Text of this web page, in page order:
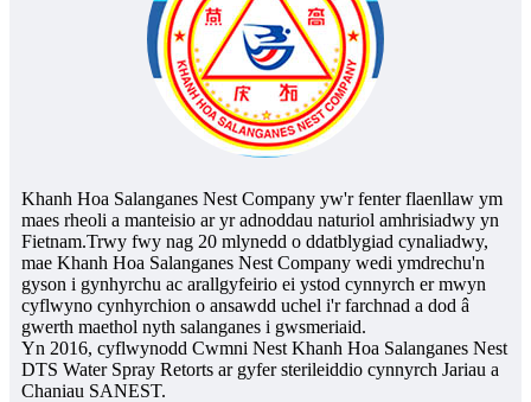
Khanh Hoa Salanganes Nest Company yw'r fenter flaenllaw ym
maes rheoli a manteisio ar yr adnoddau naturiol amhrisiadwy yn
Fietnam.Trwy fwy nag 20 mlynedd o ddatblygiad cynaliadwy,
mae Khanh Hoa Salanganes Nest Company wedi ymdrechu'n
gyson i gynhyrchu ac arallgyfeirio ei ystod cynnyrch er mwyn
cyflwyno cynhyrchion o ansawdd uchel i'r farchnad a dod â
gwerth maethol nyth salanganes i gwsmeriaid.
Yn 2016, cyflwynodd Cwmni Nest Khanh Hoa Salanganes Nest
DTS Water Spray Retorts ar gyfer sterileiddio cynnyrch Jariau a
Chaniau SANEST.